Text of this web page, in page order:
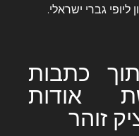
גברי ישראלי.
כתבות
אודות
זוהר